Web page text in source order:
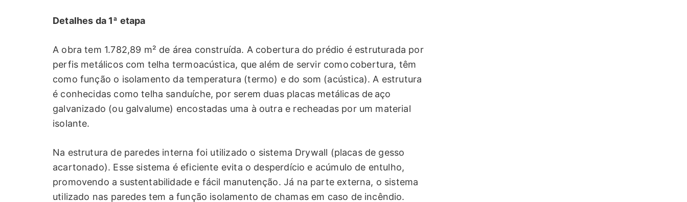
Detalhes da 1ª etapa
A obra tem 1.782,89 m² de área construída. A cobertura do prédio é estruturada por
perfis metálicos com telha termoacústica, que além de servir como cobertura, têm
como função o isolamento da temperatura (termo) e do som (acústica). A estrutura
é conhecidas como telha sanduíche, por serem duas placas metálicas de aço
galvanizado (ou galvalume) encostadas uma à outra e recheadas por um material
isolante.
Na estrutura de paredes interna foi utilizado o sistema Drywall (placas de gesso
acartonado). Esse sistema é eficiente evita o desperdício e acúmulo de entulho,
promovendo a sustentabilidade e fácil manutenção. Já na parte externa, o sistema
utilizado nas paredes tem a função isolamento de chamas em caso de incêndio.